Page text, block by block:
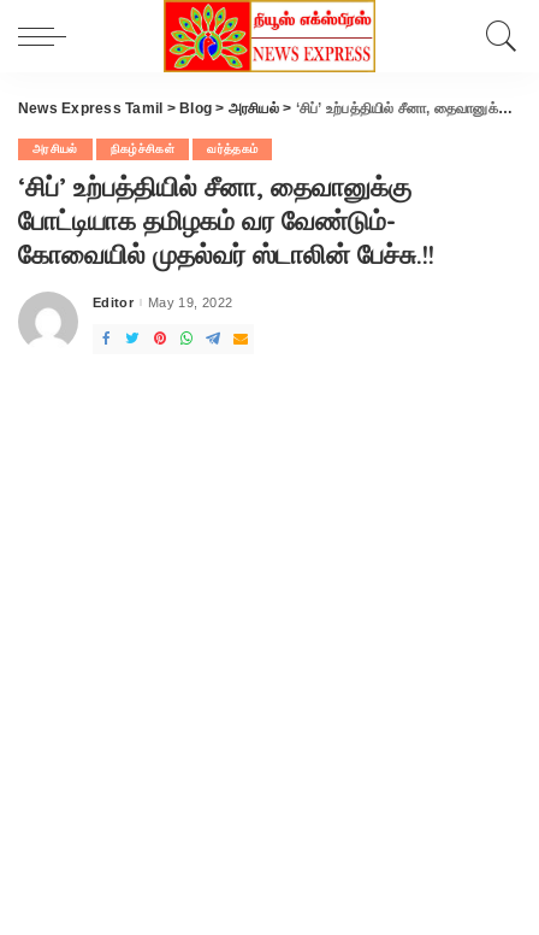
News Express Tamil > Blog > அரசியல்> ‘சிப்’ உற்பத்தியில் சீனா, தைவானுக்கு போட்டியாக தமிழகம் வர வேண்டும்- கோவையில் முதல்வர் ஸ்டாலின் பேச்சு.!!
அரசியல் நிகழ்ச்சிகள் வர்த்தகம்
‘சிப்’ உற்பத்தியில் சீனா, தைவானுக்கு
போட்டியாக தமிழகம் வர வேண்டும்-
கோவையில் முதல்வர் ஸ்டாலின் பேச்சு.!!
Posted
Editor May 19, 2022